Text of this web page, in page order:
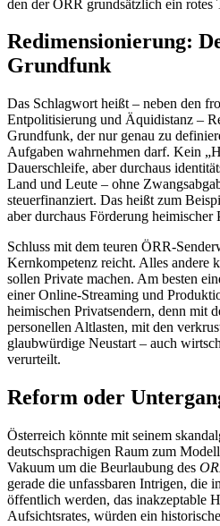
den der ÖRR grundsätzlich ein rotes
Redimensionierung:
Grundfunk
Das Schlagwort heißt – neben den
Entpolitisierung und Äquidistanz –
Grundfunk, der nur genau zu
Aufgaben wahrnehmen darf. Kein
Dauerschleife, aber durchaus
Land und Leute – ohne
steuerfinanziert. Das heißt zum
aber durchaus Förderung heimischer
Schluss mit dem teuren ÖRR-
Kernkompetenz reicht. Alles andere
sollen Private machen. Am besten
einer Online-Streaming und
heimischen Privatsendern, denn mit
personellen Altlasten, mit den
glaubwürdige Neustart – auch
verurteilt.
Reform oder
Österreich könnte mit seinem
deutschsprachigen Raum zum
Vakuum um die Beurlaubung des
gerade die unfassbaren Intrigen, die
öffentlich werden, das inakzeptable
Aufsichtsrates, würden ein